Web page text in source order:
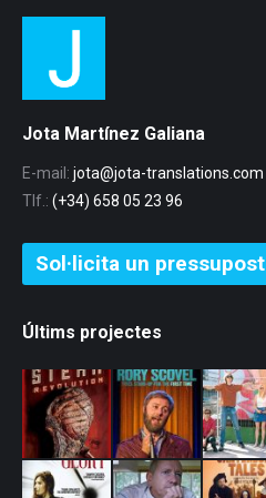
Jota Martínez Galiana
E-mail: jota@jota-translations.com
Tlf.: (+34) 658 05 23 96
Sol·licita un pressupost
Últims projectes